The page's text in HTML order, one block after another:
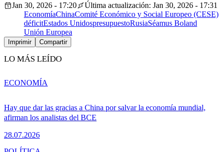
Jan 30, 2026 - 17:20
Última actualización: Jan 30, 2026 - 17:31
EconomíaChinaComité Económico y Social Europeo (CESE)
déficitEstados UnidospresupuestoRusiaSéamus Boland
Unión Europea
Imprimir Compartir
LO MÁS LEÍDO
Hay que dar las gracias a China por salvar la economía mundial,
afirman los analistas del BCE
28.07.2026
ECONOMÍA